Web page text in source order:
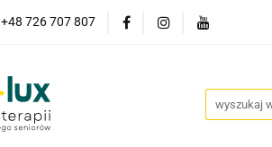
+48 726 707 807
Promocje Nowości